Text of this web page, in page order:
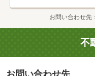
お問い合わせ先
不